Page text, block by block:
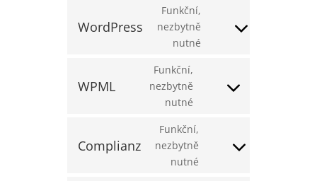
google-
WordPress
Funkční,
nezbytně
nutné
Consent
wordpress
WPML
Funkční,
nezbytně
nutné
Consent
Complianz
Funkční,
nezbytně
nutné
Consent